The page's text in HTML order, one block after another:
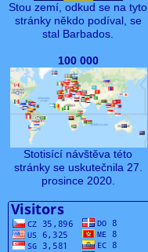
Stou zemí, odkud se na tyto
stránky někdo podíval, se
stal Barbados.
100 000
Stotisící návštěva této
stránky se uskutečnila 27.
prosince 2020.